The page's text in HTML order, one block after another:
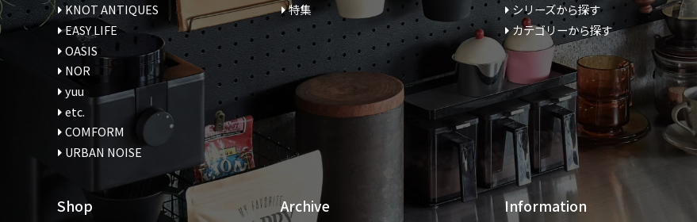
KNOT ANTIQUES
EASY LIFE
OASIS
NOR
yuu
etc.
COMFORM
URBAN NOISE
特集
シリーズから探す
カテゴリーから探す
Shop Archive Information